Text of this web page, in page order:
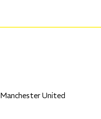
Manchester United